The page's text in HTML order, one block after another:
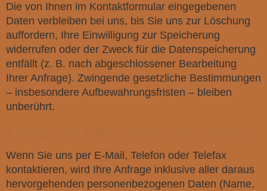
Die von Ihnen im Kontaktformular eingegebenen
Daten verbleiben bei uns, bis Sie uns zur Löschung
auffordern, Ihre Einwilligung zur Speicherung
widerrufen oder der Zweck für die Datenspeicherung
entfällt (z. B. nach abgeschlossener Bearbeitung
Ihrer Anfrage). Zwingende gesetzliche Bestimmungen
– insbesondere Aufbewahrungsfristen – bleiben
unberührt.
Wenn Sie uns per E-Mail, Telefon oder Telefax
kontaktieren, wird Ihre Anfrage inklusive aller daraus
hervorgehenden personenbezogenen Daten (Name,